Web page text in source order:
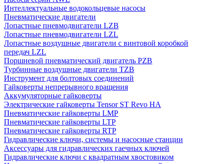
Интеллектуальные водокольцевые насосы
Пневматические двигатели
Лопастные пневмодвигатели LZB
Лопастные пневмодвигатели LZL
Лопастные воздушные двигатели с винтовой коробкой
передач LZL
Поршневой пневматический двигатель PZB
Турбинные воздушные двигатели TZB
Инструмент для болтовых соединений
Гайковерты непрерывного вращения
Аккумуляторные гайковерты
Электрические гайковерты Tensor ST Revo HA
Пневматические гайковерты LMP
Пневматические гайковерты LTP
Пневматические гайковерты RTP
Гидравлические ключи, системы и насосные станции
Аксессуары для гидравлических гаечных ключей
Гидравлические ключи с квадратным хвостовиком